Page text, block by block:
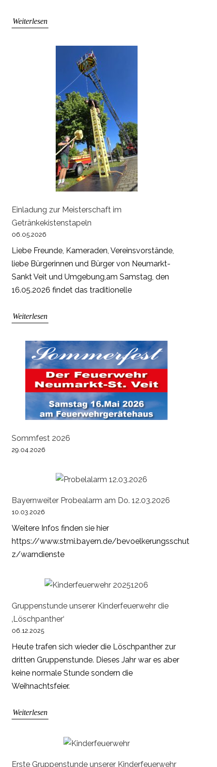
Weiterlesen
Einladung zur Meisterschaft im
Getränkekistenstapeln
06.05.2026
Liebe Freunde, Kameraden, Vereinsvorstände,
liebe Bürgerinnen und Bürger von Neumarkt-
Sankt Veit und Umgebung,am Samstag, den
16.05.2026 findet das traditionelle
Weiterlesen
Sommfest 2026
29.04.2026
Bayernweiter Probealarm am Do. 12.03.2026
10.03.2026
Weitere Infos finden sie hier
https://www.stmi.bayern.de/bevoelkerungsschut
z/warndienste
Gruppenstunde unserer Kinderfeuerwehr die
‚Löschpanther‘
06.12.2025
Heute trafen sich wieder die Löschpanther zur
dritten Gruppenstunde. Dieses Jahr war es aber
keine normale Stunde sondern die
Weihnachtsfeier.
Weiterlesen
Erste Gruppenstunde unserer Kinderfeuerwehr